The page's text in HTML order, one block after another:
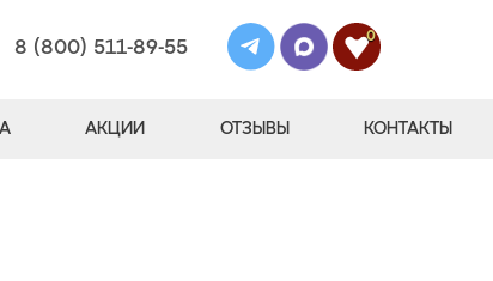
8 (800) 511-89-55
0
АКЦИИ ОТЗЫВЫ КОНТАКТЫ